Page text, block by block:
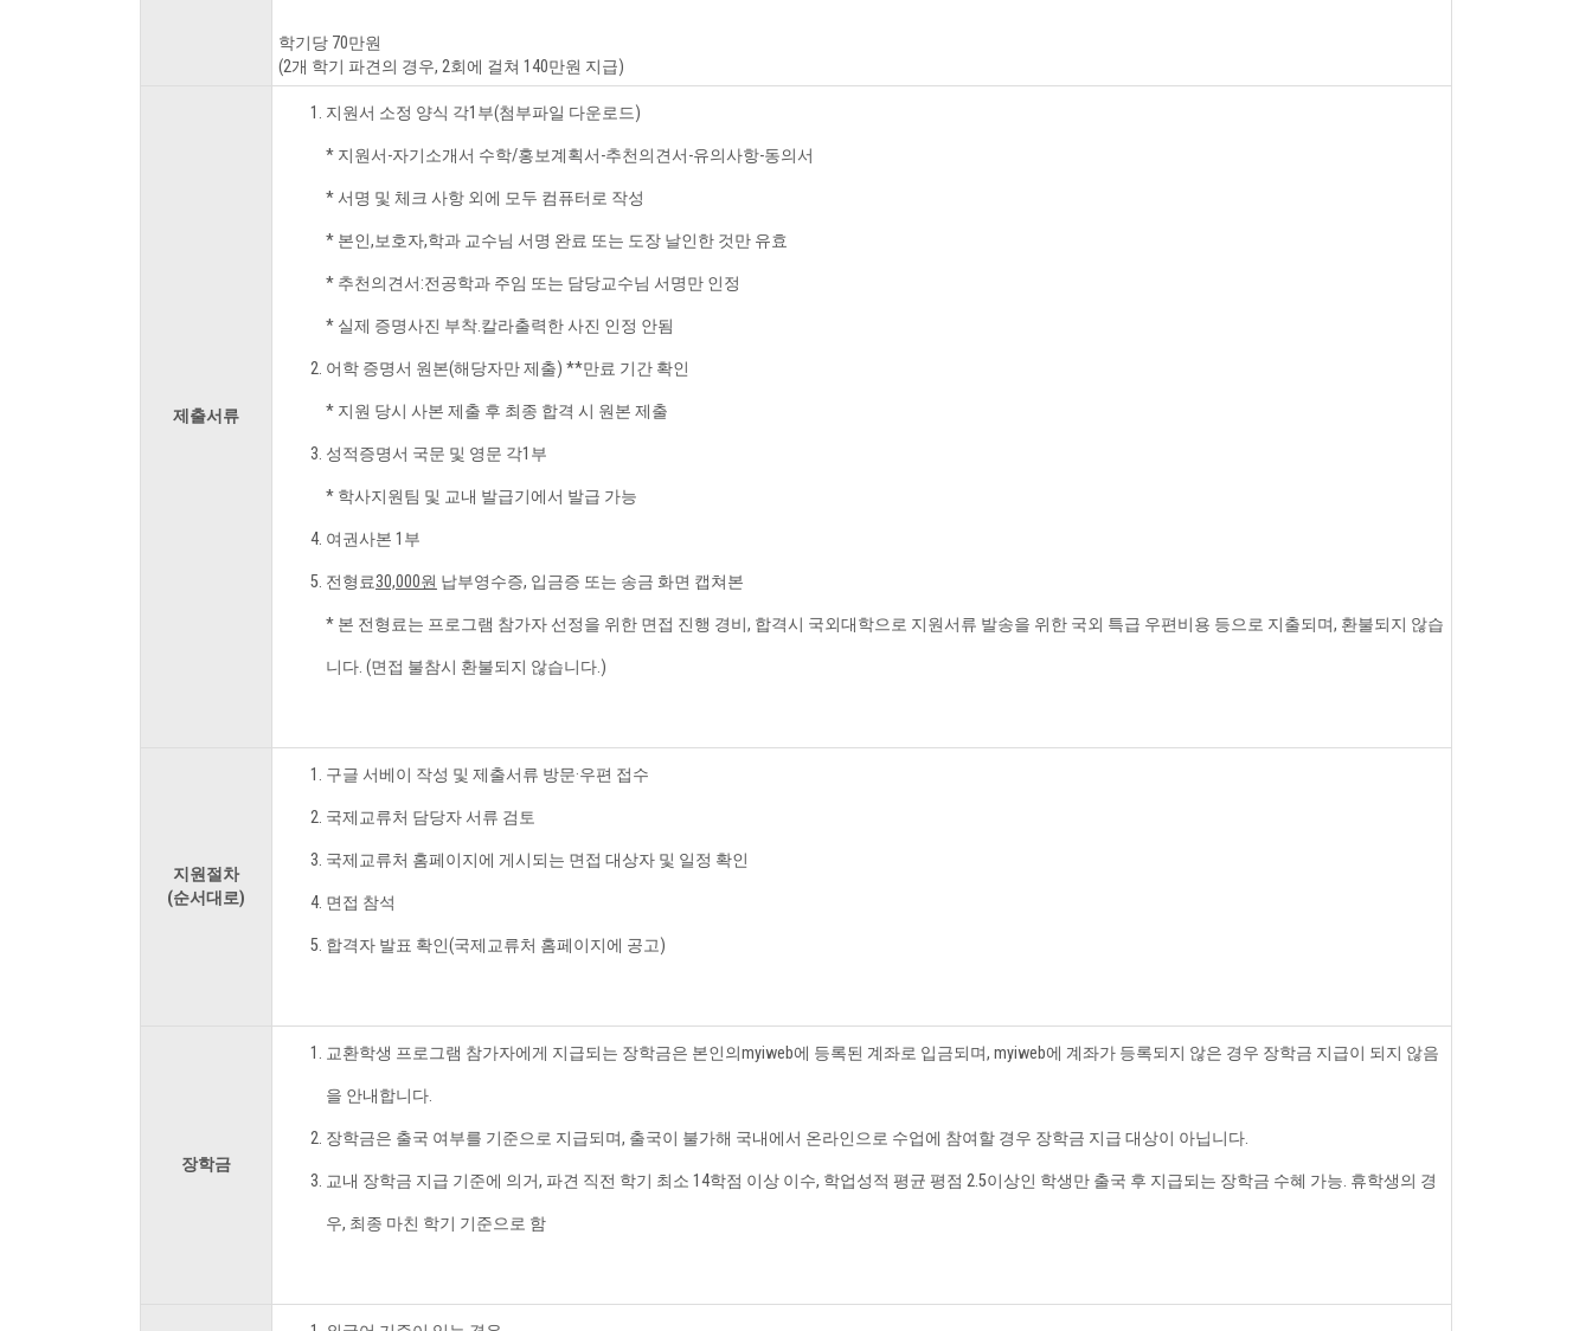
학기당 70만원
(2개 학기 파견의 경우, 2회에 걸쳐 140만원 지급)
제출서류
지원서 소정 양식 각1부(첨부파일 다운로드)
* 지원서-자기소개서 수학/홍보계획서-추천의견서-유의사항-동의서
* 서명 및 체크 사항 외에 모두 컴퓨터로 작성
* 본인,보호자,학과 교수님 서명 완료 또는 도장 날인한 것만 유효
* 추천의견서:전공학과 주임 또는 담당교수님 서명만 인정
* 실제 증명사진 부착.칼라출력한 사진 인정 안됨
어학 증명서 원본(해당자만 제출) **만료 기간 확인
* 지원 당시 사본 제출 후 최종 합격 시 원본 제출
성적증명서 국문 및 영문 각1부
* 학사지원팀 및 교내 발급기에서 발급 가능
여권사본 1부
전형료30,000원 납부영수증, 입금증 또는 송금 화면 캡쳐본
* 본 전형료는 프로그램 참가자 선정을 위한 면접 진행 경비, 합격시 국외대학으로 지원서류 발송을 위한 국외 특급 우편비용 등으로 지출되며, 환불되지 않습
니다. (면접 불참시 환불되지 않습니다.)
지원절차
(순서대로)
구글 서베이 작성 및 제출서류 방문·우편 접수
국제교류처 담당자 서류 검토
국제교류처 홈페이지에 게시되는 면접 대상자 및 일정 확인
면접 참석
합격자 발표 확인(국제교류처 홈페이지에 공고)
장학금
교환학생 프로그램 참가자에게 지급되는 장학금은 본인의myiweb에 등록된 계좌로 입금되며, myiweb에 계좌가 등록되지 않은 경우 장학금 지급이 되지 않음
을 안내합니다.
장학금은 출국 여부를 기준으로 지급되며, 출국이 불가해 국내에서 온라인으로 수업에 참여할 경우 장학금 지급 대상이 아닙니다.
교내 장학금 지급 기준에 의거, 파견 직전 학기 최소 14학점 이상 이수, 학업성적 평균 평점 2.5이상인 학생만 출국 후 지급되는 장학금 수혜 가능. 휴학생의 경
우, 최종 마친 학기 기준으로 함